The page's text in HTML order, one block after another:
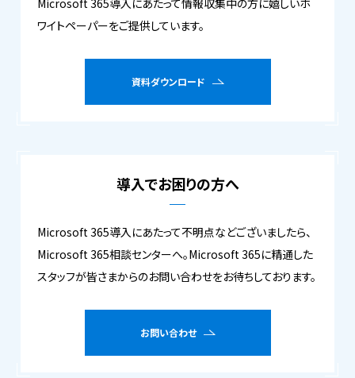
ワイトペーパーをご提供しています。
資料ダウンロード
導入でお困りの方へ
Microsoft 365導入にあたって不明点などございましたら、
Microsoft 365相談センターへ。Microsoft 365に精通した
スタッフが皆さまからのお問い合わせをお待ちしております。
お問い合わせ